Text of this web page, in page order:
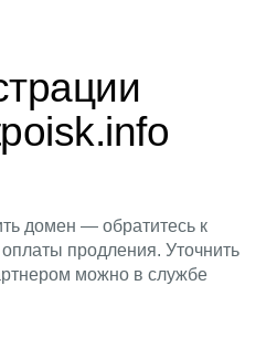
домен — обратитесь к
продления. Уточнить
можно в службе